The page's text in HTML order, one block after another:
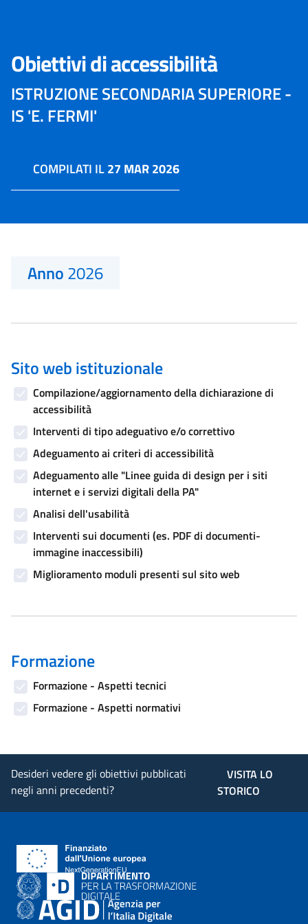
Obiettivi di accessibilità
ISTRUZIONE SECONDARIA SUPERIORE -
IS 'E. FERMI'
COMPILATI IL27 MAR 2026
Anno2026
Sito web istituzionale
Compilazione/aggiornamento della dichiarazione di
accessibilità
Interventi di tipo adeguativo e/o correttivo
Adeguamento ai criteri di accessibilità
Adeguamento alle "Linee guida di design per i siti
internet e i servizi digitali della PA"
Analisi dell'usabilità
Interventi sui documenti (es. PDF di documenti-
immagine inaccessibili)
Miglioramento moduli presenti sul sito web
Formazione
Formazione - Aspetti tecnici
Formazione - Aspetti normativi
Desideri vedere gli obiettivi pubblicati
negli anni precedenti?
VISITA LO
STORICO